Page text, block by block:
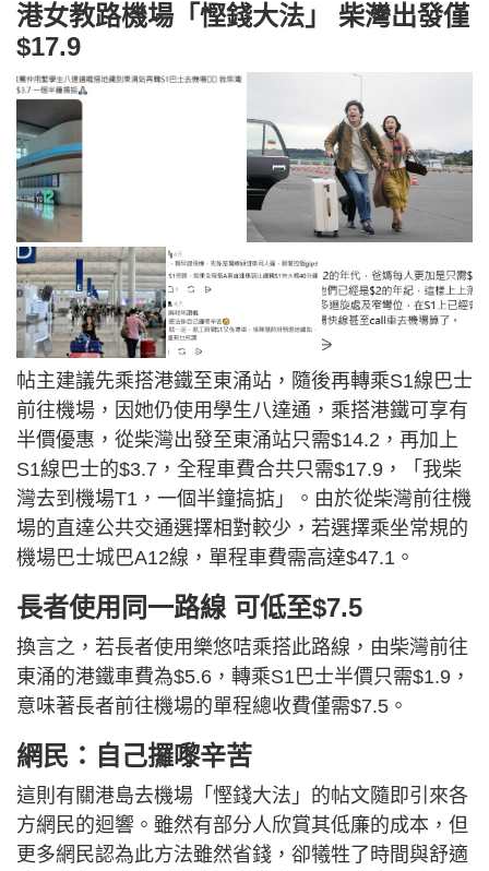
港女教路機場「慳錢大法」 柴灣出發僅
$17.9
帖主建議先乘搭港鐵至東涌站，隨後再轉乘S1線巴士
前往機場，因她仍使用學生八達通，乘搭港鐵可享有
半價優惠，從柴灣出發至東涌站只需$14.2，再加上
S1線巴士的$3.7，全程車費合共只需$17.9，「我柴
灣去到機場T1，一個半鐘搞掂」。由於從柴灣前往機
場的直達公共交通選擇相對較少，若選擇乘坐常規的
機場巴士城巴A12線，單程車費需高達$47.1。
長者使用同一路線 可低至$7.5
換言之，若長者使用樂悠咭乘搭此路線，由柴灣前往
東涌的港鐵車費為$5.6，轉乘S1巴士半價只需$1.9，
意味著長者前往機場的單程總收費僅需$7.5。
網民：自己攞嚟辛苦
這則有關港島去機場「慳錢大法」的帖文隨即引來各
方網民的迴響。雖然有部分人欣賞其低廉的成本，但
更多網民認為此方法雖然省錢，卻犧牲了時間與舒適